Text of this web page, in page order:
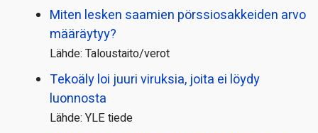
Miten lesken saamien pörssi­osakkeiden arvo
määräytyy?
Lähde: Taloustaito/verot
Tekoäly loi juuri viruksia, joita ei löydy
luonnosta
Lähde: YLE tiede